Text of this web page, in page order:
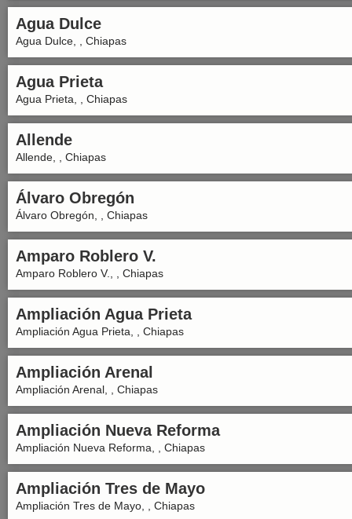
Agua Dulce
Agua Dulce, , Chiapas
Agua Prieta
Agua Prieta, , Chiapas
Allende
Allende, , Chiapas
Álvaro Obregón
Álvaro Obregón, , Chiapas
Amparo Roblero V.
Amparo Roblero V., , Chiapas
Ampliación Agua Prieta
Ampliación Agua Prieta, , Chiapas
Ampliación Arenal
Ampliación Arenal, , Chiapas
Ampliación Nueva Reforma
Ampliación Nueva Reforma, , Chiapas
Ampliación Tres de Mayo
Ampliación Tres de Mayo, , Chiapas